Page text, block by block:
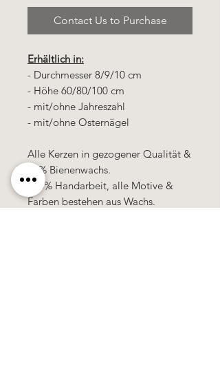
Contact Us to Purchase
Erhältlich in:
- Durchmesser 8/9/10 cm
- Höhe 60/80/100 cm
- mit/ohne Jahreszahl
- mit/ohne Osternägel
Alle Kerzen in gezogener Qualität &
10% Bienenwachs.
100% Handarbeit, alle Motive &
Farben bestehen aus Wachs.